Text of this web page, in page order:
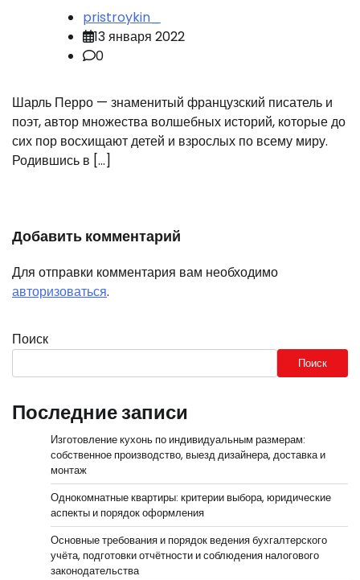
pristroykin_
13 января 2022
0
Шарль Перро — знаменитый французский писатель и
поэт, автор множества волшебных историй, которые до
сих пор восхищают детей и взрослых по всему миру.
Родившись в […]
Добавить комментарий
Для отправки комментария вам необходимо
авторизоваться.
Поиск
Поиск
Последние записи
Изготовление кухонь по индивидуальным размерам:
собственное производство, выезд дизайнера, доставка и
монтаж
Однокомнатные квартиры: критерии выбора, юридические
аспекты и порядок оформления
Основные требования и порядок ведения бухгалтерского
учёта, подготовки отчётности и соблюдения налогового
законодательства